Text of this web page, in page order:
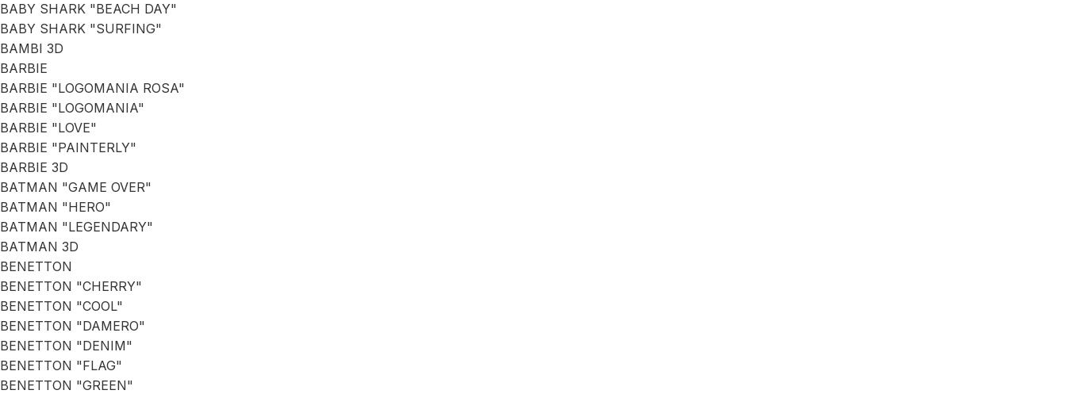
BABY SHARK "BEACH DAY"
BABY SHARK "SURFING"
BAMBI 3D
BARBIE
BARBIE "LOGOMANIA ROSA"
BARBIE "LOGOMANIA"
BARBIE "LOVE"
BARBIE "PAINTERLY"
BARBIE 3D
BATMAN "GAME OVER"
BATMAN "HERO"
BATMAN "LEGENDARY"
BATMAN 3D
BENETTON
BENETTON "CHERRY"
BENETTON "COOL"
BENETTON "DAMERO"
BENETTON "DENIM"
BENETTON "FLAG"
BENETTON "GREEN"